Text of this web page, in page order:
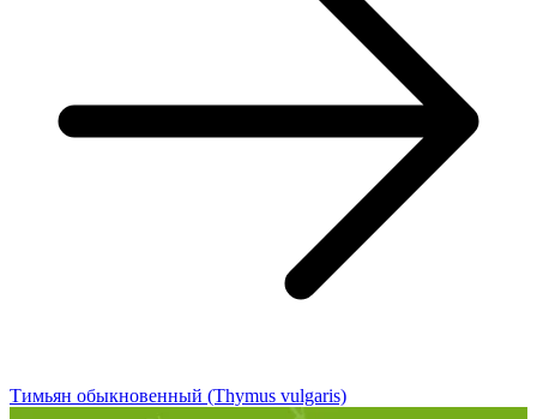
Тимьян обыкновенный (Thymus vulgaris)